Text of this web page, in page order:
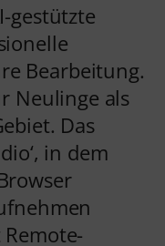
gestützte
Bearbeitung.
Neulinge als
Das
in dem